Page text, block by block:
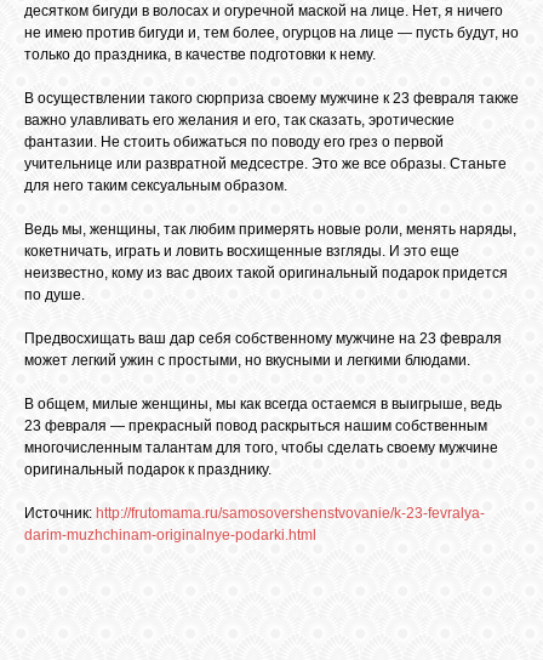
десятком бигуди в волосах и огуречной маской на лице. Нет, я ничего
не имею против бигуди и, тем более, огурцов на лице — пусть будут, но
только до праздника, в качестве подготовки к нему.
В осуществлении такого сюрприза своему мужчине к 23 февраля также
важно улавливать его желания и его, так сказать, эротические
фантазии. Не стоить обижаться по поводу его грез о первой
учительнице или развратной медсестре. Это же все образы. Станьте
для него таким сексуальным образом.
Ведь мы, женщины, так любим примерять новые роли, менять наряды,
кокетничать, играть и ловить восхищенные взгляды. И это еще
неизвестно, кому из вас двоих такой оригинальный подарок придется
по душе.
Предвосхищать ваш дар себя собственному мужчине на 23 февраля
может легкий ужин с простыми, но вкусными и легкими блюдами.
В общем, милые женщины, мы как всегда остаемся в выигрыше, ведь
23 февраля — прекрасный повод раскрыться нашим собственным
многочисленным талантам для того, чтобы сделать своему мужчине
оригинальный подарок к празднику.
Источник: http://frutomama.ru/samosovershenstvovanie/k-23-fevralya-
darim-muzhchinam-originalnye-podarki.html